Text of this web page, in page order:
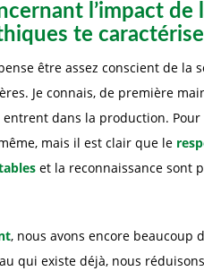
l’impact de
te
être assez conscient de la
Je connais, de première
dans la production. Pour
mais il est clair que le
et la reconnaissance sont
, nous avons encore beaucoup
qui existe déjà, nous